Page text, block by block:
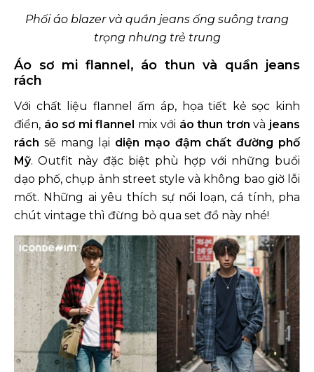
Phối áo blazer và quần jeans ống suông trang
trọng nhưng trẻ trung
Áo sơ mi flannel, áo thun và quần jeans
rách
Với chất liệu flannel ấm áp, họa tiết kẻ sọc kinh
điển, áo sơ mi flannel mix với áo thun trơn và jeans
rách sẽ mang lại diện mạo đậm chất đường phố
Mỹ. Outfit này đặc biệt phù hợp với những buổi
dạo phố, chụp ảnh street style và không bao giờ lỗi
mốt. Những ai yêu thích sự nổi loạn, cá tính, pha
chút vintage thì đừng bỏ qua set đồ này nhé!